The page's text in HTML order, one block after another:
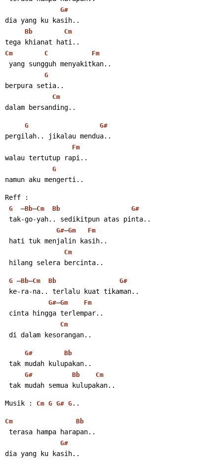
G#
dia yang ku kasih..
Bb Cm
tega khianat hati..
Cm C Fm
yang sungguh menyakitkan..
G
berpura setia..
Cm
dalam bersanding..
G G#
pergilah.. jikalau mendua..
Fm
walau tertutup rapi..
G
namun aku mengerti..
Reff :
G
  –
Bb–Cm Bb G#
tak-go-yah.. sedikitpun atas pinta..
G#–Gm Fm
hati tuk menjalin kasih..
Cm
hilang selera bercinta..
G –Bb–Cm Bb G#
ke-ra-na.. terlalu kuat tikaman..
G#–Gm Fm
cinta hingga terlempar..
Cm
di dalam kesorangan..
G# Bb
tak mudah kulupakan..
G# Bb Cm
tak mudah semua kulupakan..
Musik : Cm G G# G ..
Cm Bb
terasa hampa harapan..
G#
dia yang ku kasih..